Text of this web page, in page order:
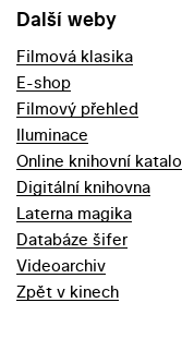
Další weby
Filmová klasika
E-shop
Filmový přehled
Iluminace
Online knihovní
Digitální knihovna
Laterna magika
Databáze šifer
Videoarchiv
Zpět v kinech